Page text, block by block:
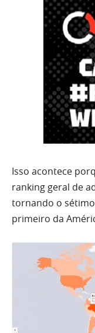
Isso acontece
ranking geral de
tornando o
primeiro da